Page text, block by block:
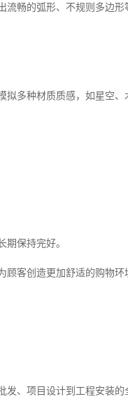
畅的弧形、不规则多边
多种材质质感，如星空
保持完好。
客创造更加舒适的购物环
、项目设计到工程安装的